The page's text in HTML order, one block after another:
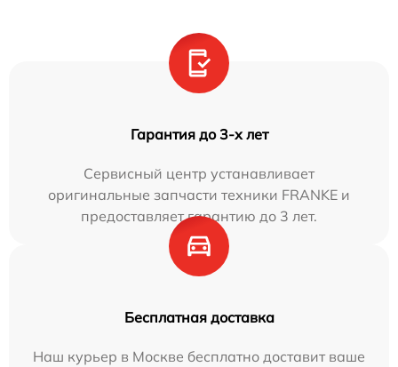
Гарантия до 3-х лет
Сервисный центр устанавливает
оригинальные запчасти техники FRANKE и
предоставляет гарантию до 3 лет.
Бесплатная доставка
Наш курьер в Москве бесплатно доставит ваше